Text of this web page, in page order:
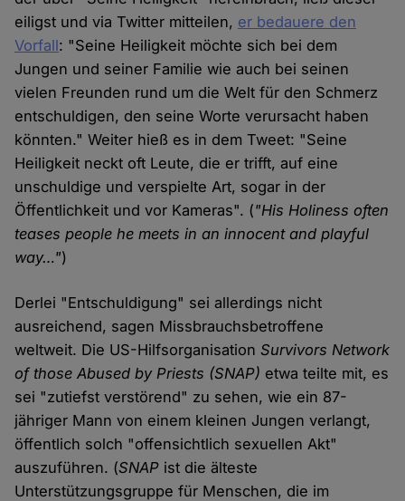
eiligst und via Twitter mitteilen, er bedauere den
Vorfall: "Seine Heiligkeit möchte sich bei dem
Jungen und seiner Familie wie auch bei seinen
vielen Freunden rund um die Welt für den Schmerz
entschuldigen, den seine Worte verursacht haben
könnten." Weiter hieß es in dem Tweet: "Seine
Heiligkeit neckt oft Leute, die er trifft, auf eine
unschuldige und verspielte Art, sogar in der
Öffentlichkeit und vor Kameras". ("His Holiness often
teases people he meets in an innocent and playful
way…")
Derlei "Entschuldigung" sei allerdings nicht
ausreichend, sagen Missbrauchsbetroffene
weltweit. Die US-HilfsorganisationSurvivors Network
of those Abused by Priests (SNAP) etwa teilte mit, es
sei "zutiefst verstörend" zu sehen, wie ein 87-
jähriger Mann von einem kleinen Jungen verlangt,
öffentlich solch "offensichtlich sexuellen Akt"
auszuführen. (SNAP ist die älteste
Unterstützungsgruppe für Menschen, die im